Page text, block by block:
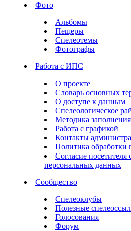
Фото
Альбомы
Пещеры
Спелеотемы
Фотографы
Работа с ИПС
О проекте
Словарь основных
О доступе к данным
Спелеологическое
Методика
Работа с графикой
Контакты
Политика обработки
Согласие посетителя
персональных данных
Сообщество
Спелеоклубы
Полезные
Голосования
Форум